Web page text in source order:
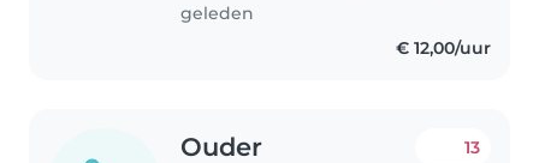
geleden
€ 12,00/uur
Ouder 13